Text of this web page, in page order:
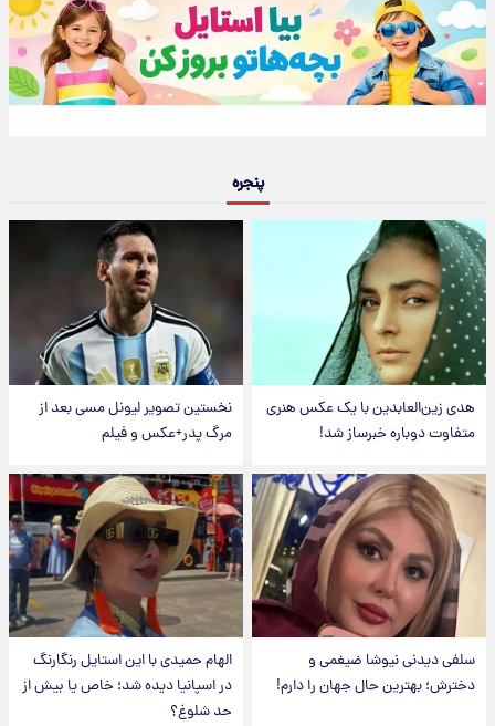
پنجره
هدی زین‌العابدین با یک عکس هنری
متفاوت دوباره خبرساز شد!
نخستین تصویر لیونل مسی بعد از
مرگ پدر+عکس و فیلم
سلفی دیدنی نیوشا ضیغمی و
دخترش؛ بهترین حال جهان را دارم!
الهام حمیدی با این استایل رنگارنگ
در اسپانیا دیده شد؛ خاص یا بیش از
حد شلوغ؟